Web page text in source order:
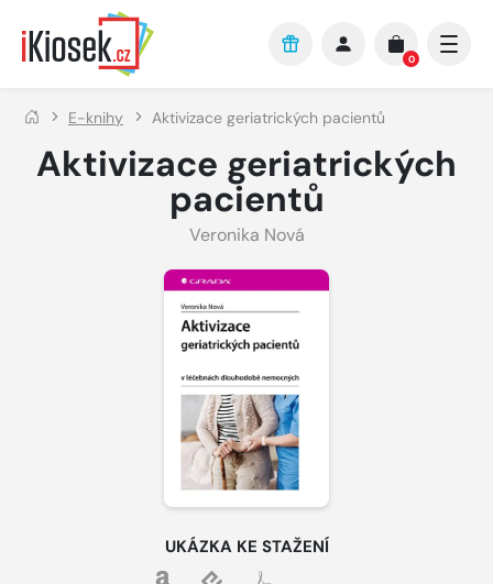
Přejít na hlavní obsah
0
E-knihy Aktivizace geriatrických pacientů
Aktivizace geriatrických
pacientů
Veronika Nová
UKÁZKA KE STAŽENÍ